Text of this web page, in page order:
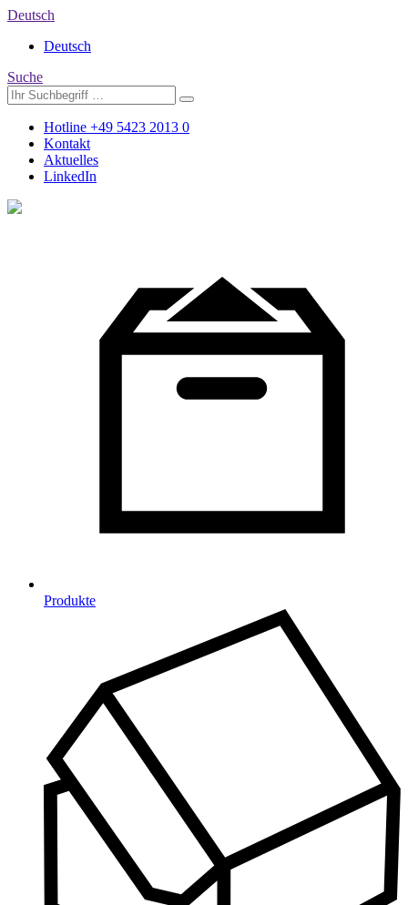
Deutsch
Deutsch
Suche
Hotline +49 5423 2013 0
Kontakt
Aktuelles
LinkedIn
Produkte